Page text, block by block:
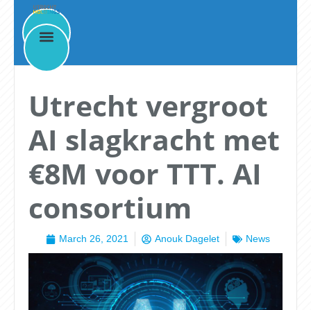
Utrecht vergroot
AI slagkracht met
€8M voor TTT. AI
consortium
March 26, 2021 Anouk Dagelet News